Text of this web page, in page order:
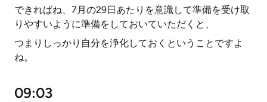
できればね、7月の29日あたりを意識して準備を受け取
りやすいように準備をしておいていただくと、
つまりしっかり自分を浄化しておくということですよ
ね。
09:03